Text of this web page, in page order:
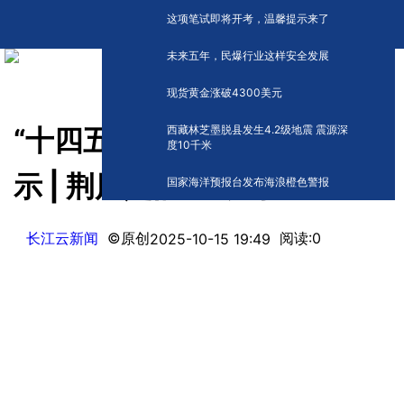
这项笔试即将开考，温馨提示来了
未来五年，民爆行业这样安全发展
现货黄金涨破4300美元
西藏林芝墨脱县发生4.2级地震 震源深
度10千米
国家海洋预报台发布海浪橙色警报
“十四五”非凡历程的实践与启
示 | 荆风楚韵 气象万千
长江云新闻 ©原创2025-10-15 19:49 阅读:0